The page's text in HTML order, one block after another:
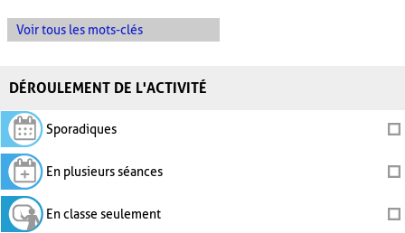
Voir tous les mots-clés
DÉROULEMENT DE L'ACTIVITÉ
Sporadiques
En plusieurs séances
En classe seulement